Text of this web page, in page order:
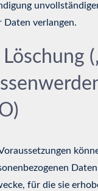
Daten verlangen.
für die sie